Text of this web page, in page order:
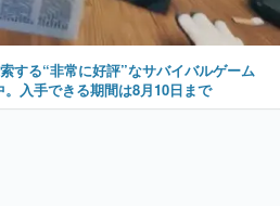
する“非常に好評”なサバイバルゲーム
入手できる期間は8月10日まで